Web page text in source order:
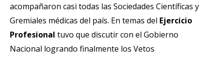
acompañaron casi todas las Sociedades Científicas y
Gremiales médicas del país. En temas del Ejercicio
Profesional tuvo que discutir con el Gobierno
Nacional logrando finalmente los Vetos